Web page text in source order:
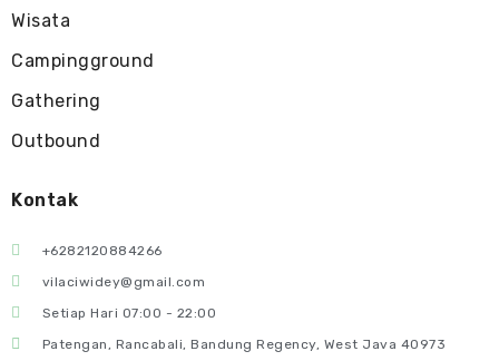
Wisata
Campingground
Gathering
Outbound
Kontak
+6282120884266
vilaciwidey@gmail.com
Setiap Hari 07:00 - 22:00
Patengan, Rancabali, Bandung Regency, West Java 40973